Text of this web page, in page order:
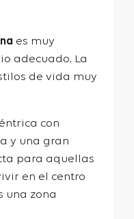
es muy
adecuado. La
de vida muy
con
y una gran
para aquellas
en el centro
una zona